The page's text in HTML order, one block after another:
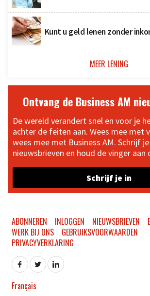
Kunt u geld lenen zonder
MEER LENING
Ontvang de Business AM
De wereld verandert snel en voor je
achter de feiten aan. Wees mee met
wees mee met Business AM. Schrijf
nieuwsbrieven en houd de vinger aan
Schrijf je in
ABONNEREN INLOGGEN NIEUWSBRIEVEN
WERK BIJ ONS
GEBRUIKSVOORWAARDEN
PRIVACYVERKLARING
Français